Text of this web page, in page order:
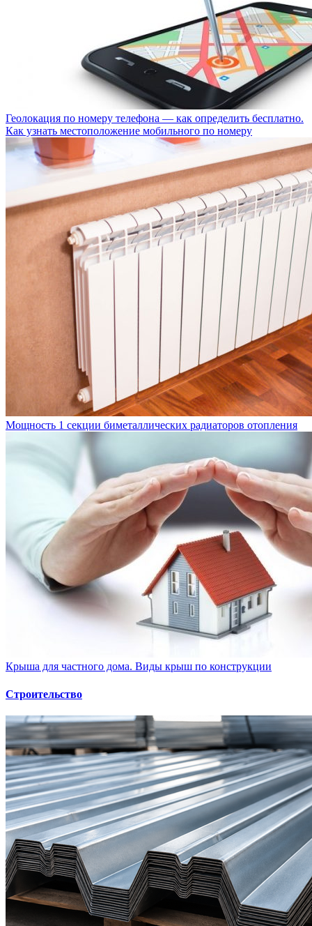
Геолокация по номеру телефона — как определить бесплатно.
Как узнать местоположение мобильного по номеру
Мощность 1 секции биметаллических радиаторов отопления
Крыша для частного дома. Виды крыш по конструкции
Строительство